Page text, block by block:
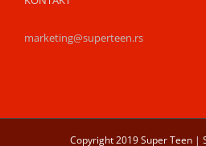
marketing@superteen.rs
Copyright 2019 Super Teen |